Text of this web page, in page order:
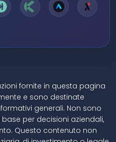
fornite in questa pagina
e sono destinate
generali. Non sono
per decisioni aziendali,
Questo contenuto non